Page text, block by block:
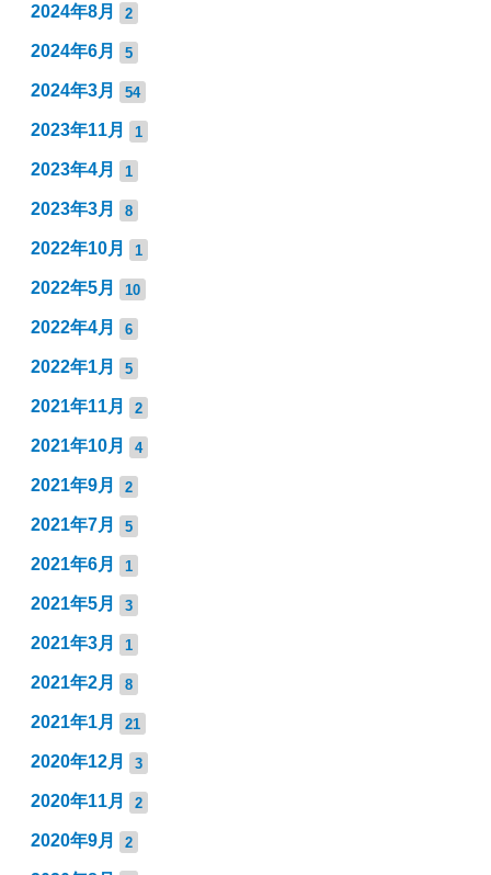
2024年8月 2
2024年6月 5
2024年3月 54
2023年11月 1
2023年4月 1
2023年3月 8
2022年10月 1
2022年5月 10
2022年4月 6
2022年1月 5
2021年11月 2
2021年10月 4
2021年9月 2
2021年7月 5
2021年6月 1
2021年5月 3
2021年3月 1
2021年2月 8
2021年1月 21
2020年12月 3
2020年11月 2
2020年9月 2